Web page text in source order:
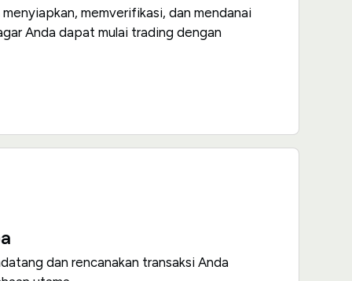
memverifikasi, dan mendanai
Anda dapat mulai trading dengan
dan rencanakan transaksi Anda